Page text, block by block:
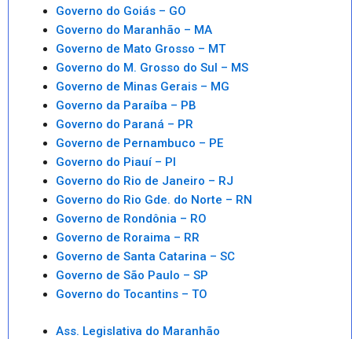
Governo do Goiás – GO
Governo do Maranhão – MA
Governo de Mato Grosso – MT
Governo do M. Grosso do Sul – MS
Governo de Minas Gerais – MG
Governo da Paraíba – PB
Governo do Paraná – PR
Governo de Pernambuco – PE
Governo do Piauí – PI
Governo do Rio de Janeiro – RJ
Governo do Rio Gde. do Norte – RN
Governo de Rondônia – RO
Governo de Roraima – RR
Governo de Santa Catarina – SC
Governo de São Paulo – SP
Governo do Tocantins – TO
Ass. Legislativa do Maranhão